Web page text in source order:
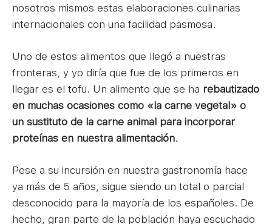
nosotros mismos estas elaboraciones culinarias
internacionales con una facilidad pasmosa.
Uno de estos alimentos que llegó a nuestras
fronteras, y yo diría que fue de los primeros en
llegar es el tofu. Un alimento que se ha rebautizado
en muchas ocasiones como «la carne vegetal» o
un sustituto de la carne animal para incorporar
proteínas en nuestra alimentación.
Pese a su incursión en nuestra gastronomía hace
ya más de 5 años, sigue siendo un total o parcial
desconocido para la mayoría de los españoles. De
hecho, gran parte de la población haya escuchado